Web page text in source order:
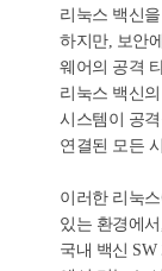
리눅스 백신
하지만, 보안
웨어의 공격
리눅스 백신
시스템이 공
연결된 모든
이러한 리눅
있는 환경에
국내 백신